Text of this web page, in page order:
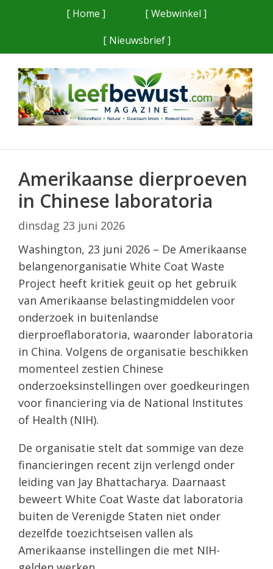
[ Home ]
[ Webwinkel ]
[ Nieuwsbrief ]
Amerikaanse dierproeven
in Chinese laboratoria
dinsdag 23 juni 2026
Washington, 23 juni 2026 – De Amerikaanse
belangenorganisatie White Coat Waste
Project heeft kritiek geuit op het gebruik
van Amerikaanse belastingmiddelen voor
onderzoek in buitenlandse
dierproeflaboratoria, waaronder laboratoria
in China. Volgens de organisatie beschikken
momenteel zestien Chinese
onderzoeksinstellingen over goedkeuringen
voor financiering via de National Institutes
of Health (NIH).
De organisatie stelt dat sommige van deze
financieringen recent zijn verlengd onder
leiding van Jay Bhattacharya. Daarnaast
beweert White Coat Waste dat laboratoria
buiten de Verenigde Staten niet onder
dezelfde toezichtseisen vallen als
Amerikaanse instellingen die met NIH-